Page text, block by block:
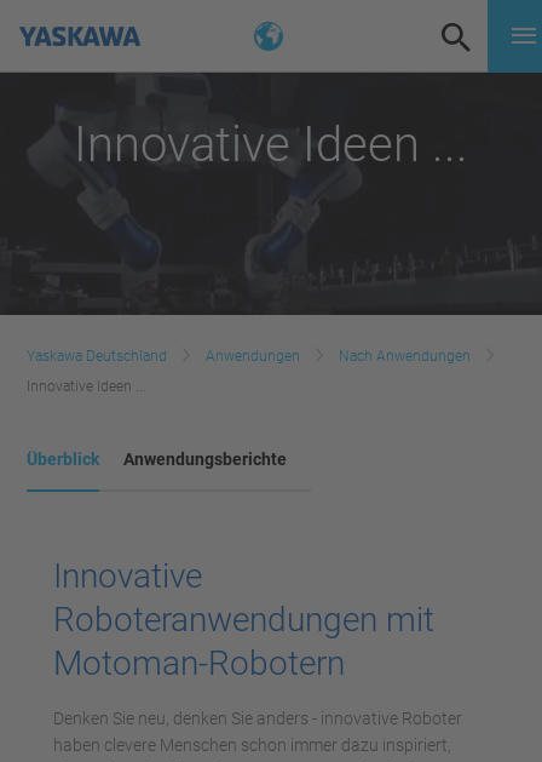
Innovative Ideen ...
Yaskawa Deutschland Anwendungen
Nach Anwendungen
Innovative Ideen ...
Überblick Anwendungsberichte
Innovative
Roboteranwendungen mit
Motoman-Robotern
Denken Sie neu, denken Sie anders - innovative Roboter
haben clevere Menschen schon immer dazu inspiriert,